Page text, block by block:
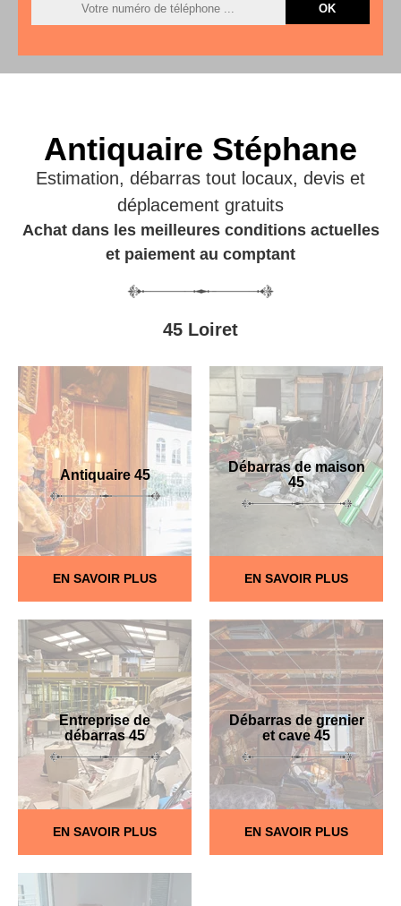
Antiquaire Stéphane
Estimation, débarras tout locaux, devis et
déplacement gratuits
Achat dans les meilleures conditions actuelles
et paiement au comptant
45 Loiret
Antiquaire 45
EN SAVOIR PLUS
Débarras de maison
45
EN SAVOIR PLUS
Entreprise de
débarras 45
EN SAVOIR PLUS
Débarras de grenier
et cave 45
EN SAVOIR PLUS